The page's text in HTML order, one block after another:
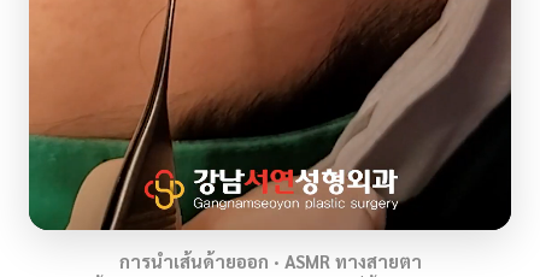
การนำเส้นด้ายออก · ASMR ทางสายตา